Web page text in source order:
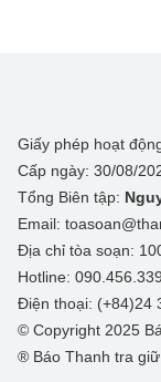
Giấy phép hoạt
Cấp ngày: 30/08/
Tổng Biên tập:
Email:
Địa chỉ tòa soạn:
Hotline:
Điện thoại: (+84)24
© Copyright 2025
® Báo Thanh tra